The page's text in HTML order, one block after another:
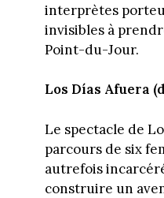
interprètes
invisibles à
Point-du-Jour.
Los Días Afuera
Le spectacle de
parcours de six
autrefois
construire un